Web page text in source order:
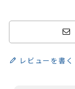
レビューを書く